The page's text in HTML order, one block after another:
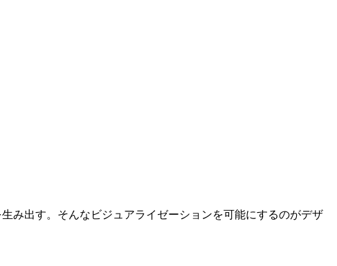
み出す。そんなビジュアライゼーションを可能にするのがデザ